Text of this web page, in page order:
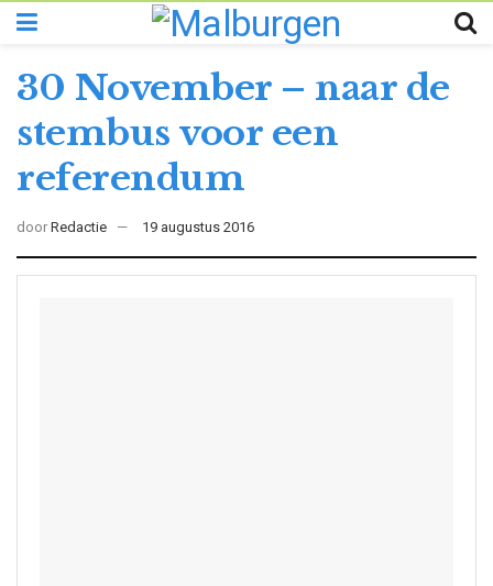
30 November – naar de
stembus voor een
referendum
door Redactie 19 augustus 2016